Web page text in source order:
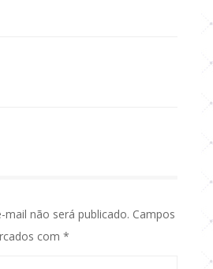
mail não será publicado. Campos
com *